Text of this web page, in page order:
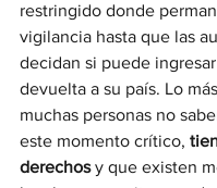
restringido donde
vigilancia hasta que las
decidan si puede
devuelta a su país. Lo
muchas personas no
este momento crítico,
derechos y que existen